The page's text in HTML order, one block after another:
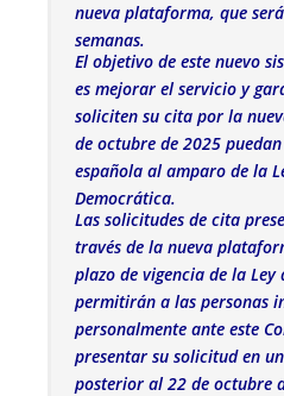
nueva plataforma, que
semanas.
El objetivo de este nuevo
es mejorar el servicio y
soliciten su cita por la
de octubre de 2025
española al amparo de la
Democrática.
Las solicitudes de cita
través de la nueva
plazo de vigencia de la
permitirán a las personas
personalmente ante este
presentar su solicitud en
posterior al 22 de octubre